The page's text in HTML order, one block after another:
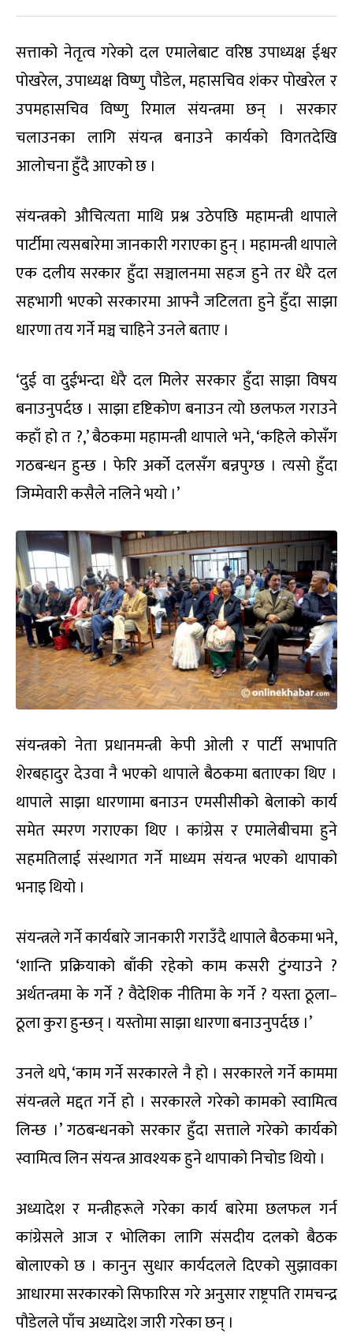
सत्ताको नेतृत्व गरेको दल एमालेबाट वरिष्ठ उपाध्यक्ष ईश्वर
पोखरेल, उपाध्यक्ष विष्णु पौडेल, महासचिव शंकर पोखरेल र
उपमहासचिव विष्णु रिमाल संयन्त्रमा छन् । सरकार
चलाउनका लागि संयन्त्र बनाउने कार्यको विगतदेखि
आलोचना हुँदै आएको छ ।
संयन्त्रको औचित्यता माथि प्रश्न उठेपछि महामन्त्री थापाले
पार्टीमा त्यसबारेमा जानकारी गराएका हुन् । महामन्त्री थापाले
एक दलीय सरकार हुँदा सञ्चालनमा सहज हुने तर धेरै दल
सहभागी भएको सरकारमा आफ्नै जटिलता हुने हुँदा साझा
धारणा तय गर्ने मञ्च चाहिने उनले बताए ।
‘दुई वा दुईभन्दा धेरै दल मिलेर सरकार हुँदा साझा विषय
बनाउनुपर्दछ । साझा दृष्टिकोण बनाउन त्यो छलफल गराउने
कहाँ हो त ?,’ बैठकमा महामन्त्री थापाले भने, ‘कहिले कोसँग
गठबन्धन हुन्छ । फेरि अर्को दलसँग बन्नपुग्छ । त्यसो हुँदा
जिम्मेवारी कसैले नलिने भयो ।’
संयन्त्रको नेता प्रधानमन्त्री केपी ओली र पार्टी सभापति
शेरबहादुर देउवा नै भएको थापाले बैठकमा बताएका थिए ।
थापाले साझा धारणामा बनाउन एमसीसीको बेलाको कार्य
समेत स्मरण गराएका थिए । कांग्रेस र एमालेबीचमा हुने
सहमतिलाई संस्थागत गर्ने माध्यम संयन्त्र भएको थापाको
भनाइ थियो ।
संयन्त्रले गर्ने कार्यबारे जानकारी गराउँदै थापाले बैठकमा भने,
‘शान्ति प्रक्रियाको बाँकी रहेको काम कसरी टुंग्याउने ?
अर्थतन्त्रमा के गर्ने ? वैदेशिक नीतिमा के गर्ने ? यस्ता ठूला–
ठूला कुरा हुन्छन् । यस्तोमा साझा धारणा बनाउनुपर्दछ ।’
उनले थपे, ‘काम गर्ने सरकारले नै हो । सरकारले गर्ने काममा
संयन्त्रले मद्दत गर्ने हो । सरकारले गरेको कामको स्वामित्व
लिन्छ ।’ गठबन्धनको सरकार हुँदा सत्ताले गरेको कार्यको
स्वामित्व लिन संयन्त्र आवश्यक हुने थापाको निचोड थियो ।
अध्यादेश र मन्त्रीहरूले गरेका कार्य बारेमा छलफल गर्न
कांग्रेसले आज र भोलिका लागि संसदीय दलको बैठक
बोलाएको छ । कानुन सुधार कार्यदलले दिएको सुझावका
आधारमा सरकारको सिफारिस गरे अनुसार राष्ट्रपति रामचन्द्र
पौडेलले पाँच अध्यादेश जारी गरेका छन् ।